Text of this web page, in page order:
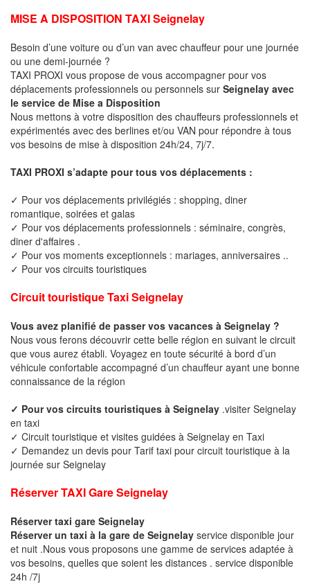
MISE A DISPOSITION TAXI Seignelay
Besoin d’une voiture ou d’un van avec chauffeur pour une journée
ou une demi-journée ?
TAXI PROXI vous propose de vous accompagner pour vos
déplacements professionnels ou personnels sur Seignelay avec
le service de Mise a Disposition
Nous mettons à votre disposition des chauffeurs professionnels et
expérimentés avec des berlines et/ou VAN pour répondre à tous
vos besoins de mise à disposition 24h/24, 7j/7.
TAXI PROXI s’adapte pour tous vos déplacements :
✓ Pour vos déplacements privilégiés : shopping, diner
romantique, soirées et galas
✓ Pour vos déplacements professionnels : séminaire, congrès,
diner d'affaires .
✓ Pour vos moments exceptionnels : mariages, anniversaires ..
✓ Pour vos circuits touristiques
Circuit touristique Taxi Seignelay
Vous avez planifié de passer vos vacances à Seignelay ?
Nous vous ferons découvrir cette belle région en suivant le circuit
que vous aurez établi. Voyagez en toute sécurité à bord d’un
véhicule confortable accompagné d’un chauffeur ayant une bonne
connaissance de la région
✓ Pour vos circuits touristiques à Seignelay .visiter Seignelay
en taxi
✓ Circuit touristique et visites guidées à Seignelay en Taxi
✓ Demandez un devis pour Tarif taxi pour circuit touristique à la
journée sur Seignelay
Réserver TAXI Gare Seignelay
Réserver taxi gare Seignelay
Réserver un taxi à la gare de Seignelay service disponible jour
et nuit .Nous vous proposons une gamme de services adaptée à
vos besoins, quelles que soient les distances . service disponible
24h /7j